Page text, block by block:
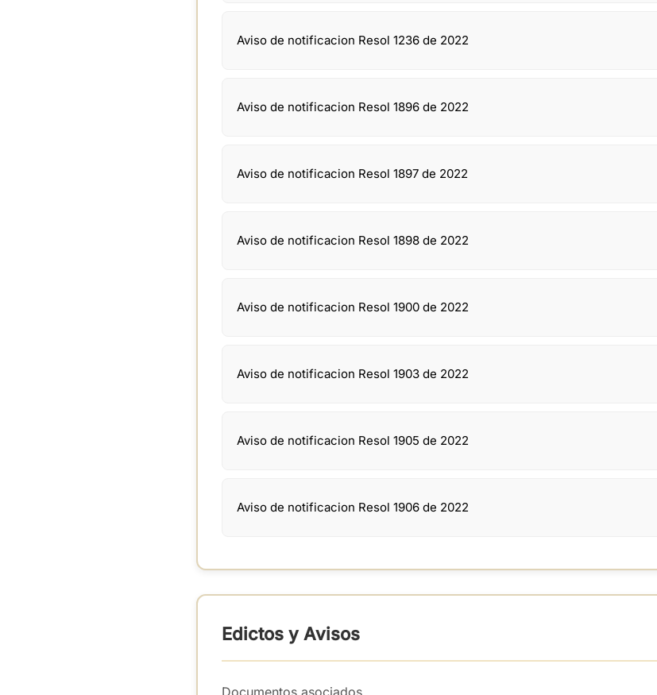
Aviso de notificacion Resol 1236 de 2022
Aviso de notificacion Resol 1896 de 2022
Aviso de notificacion Resol 1897 de 2022
Aviso de notificacion Resol 1898 de 2022
Aviso de notificacion Resol 1900 de 2022
Aviso de notificacion Resol 1903 de 2022
Aviso de notificacion Resol 1905 de 2022
Aviso de notificacion Resol 1906 de 2022
Edictos y Avisos